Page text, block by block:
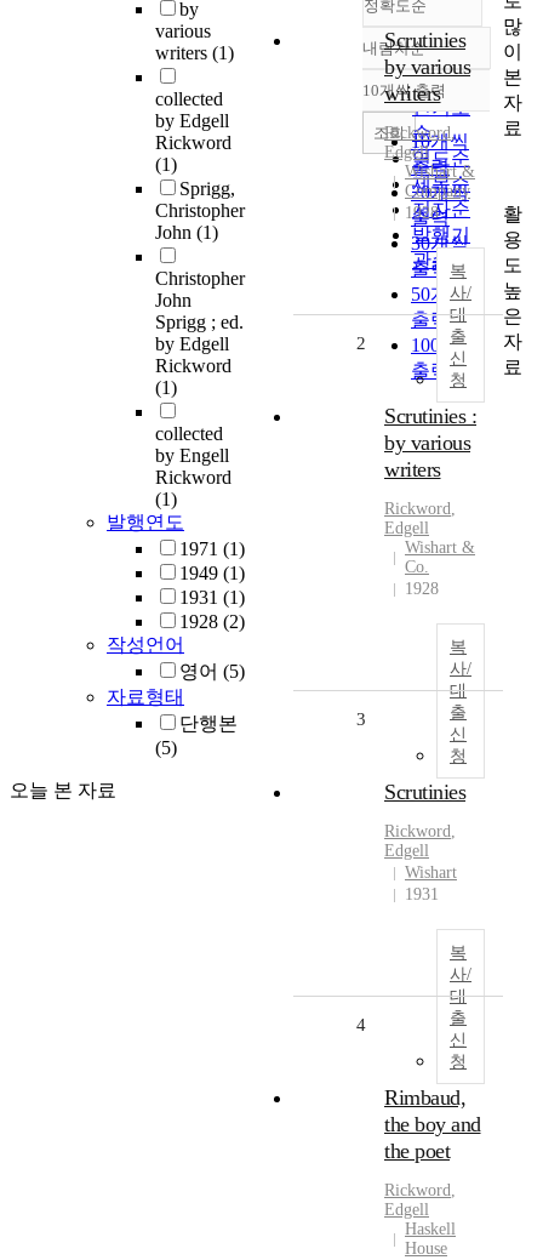
by
various
writers (1)
collected
by Edgell
Rickword
(1)
Sprigg,
Christopher
John (1)
Christopher
John
Sprigg ; ed.
by Edgell
Rickword
(1)
collected
by Engell
Rickword
(1)
발행연도
1971 (1)
1949 (1)
1931 (1)
1928 (2)
작성언어
영어 (5)
자료형태
단행본
(5)
오늘 본 자료
정확도순
정확도
순
인기도
순
연도순
제목순
저자순
발행기
관순
내림차순
내림차순
10개씩 출력
10개씩
출력
20개씩
출력
30개씩
출력
50개씩
출력
100개씩
출력
조회
Scrutinies
by various
writers
Rickword,
Edgell
Wishart &
Company
1928
복
사/
대
출
신
청
2
Scrutinies :
by various
writers
Rickword,
Edgell
Wishart &
Co.
1928
복
사/
대
출
신
청
3
Scrutinies
Rickword,
Edgell
Wishart
1931
복
사/
대
출
신
청
4
Rimbaud,
the boy and
the poet
Rickword,
Edgell
Haskell
House
많
이
본
자
료
활
용
도
높
은
자
료